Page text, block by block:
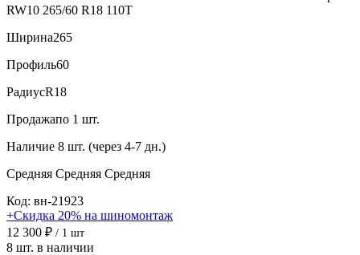
RW10 265/60 R18 110T
Ширина265
Профиль60
РадиусR18
Продажапо 1 шт.
Наличие 8 шт. (через 4-7 дн.)
Средняя Средняя Средняя
Код: вн-21923
+Скидка 20% на шиномонтаж
12 300 ₽ / 1 шт
8 шт. в наличии